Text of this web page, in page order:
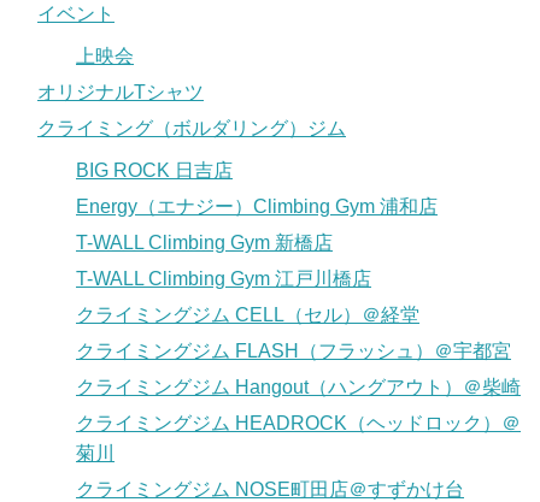
イベント
上映会
オリジナルTシャツ
クライミング（ボルダリング）ジム
BIG ROCK 日吉店
Energy（エナジー）Climbing Gym 浦和店
T-WALL Climbing Gym 新橋店
T-WALL Climbing Gym 江戸川橋店
クライミングジム CELL（セル）＠経堂
クライミングジム FLASH（フラッシュ）＠宇都宮
クライミングジム Hangout（ハングアウト）＠柴崎
クライミングジム HEADROCK（ヘッドロック）＠
菊川
クライミングジム NOSE町田店＠すずかけ台